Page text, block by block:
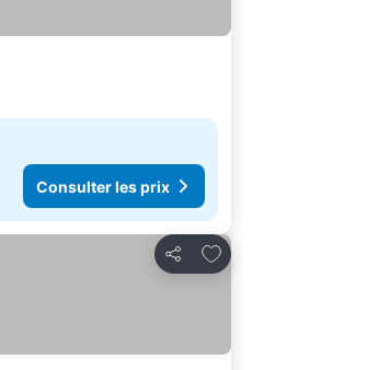
Consulter les prix
Partager
Ajouter à mes favoris